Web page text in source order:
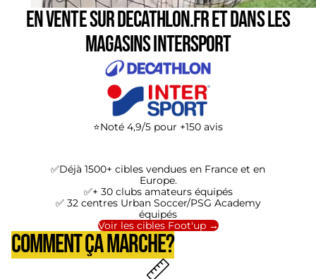
En vente sur Decathlon.fr et dans les
magasins Intersport
⭐Noté 4,9/5 pour +150 avis
✅Déjà 1500+ cibles vendues en France et en
Europe.
✅+ 30 clubs amateurs équipés
✅ 32 centres Urban Soccer/PSG Academy
équipés
Voir les cibles Foot'up →
COMMENT ÇA MARCHE?